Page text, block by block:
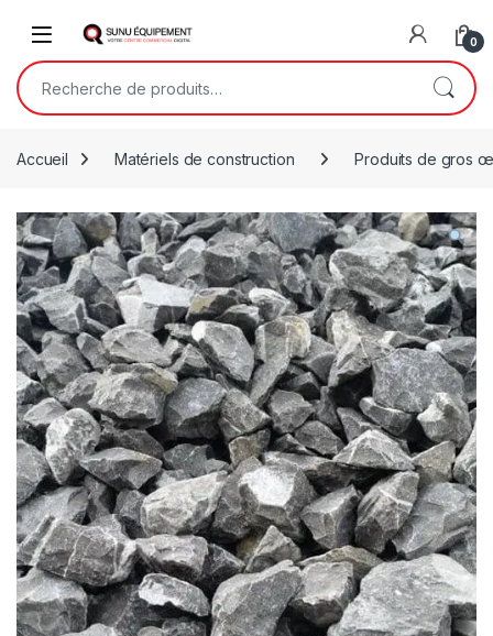
Open 0
Recherche pour :
Accueil Matériels de construction Produits de gros